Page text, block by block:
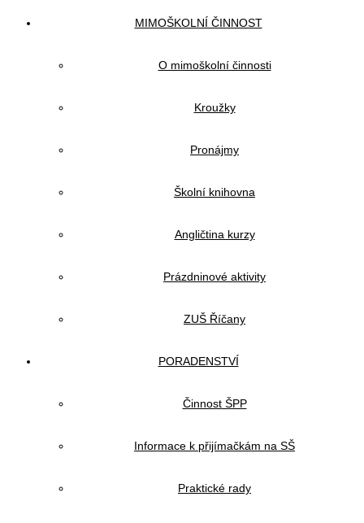
MIMOŠKOLNÍ ČINNOST
O mimoškolní činnosti
Kroužky
Pronájmy
Školní knihovna
Angličtina kurzy
Prázdninové aktivity
ZUŠ Říčany
PORADENSTVÍ
Činnost ŠPP
Informace k přijímačkám na SŠ
Praktické rady